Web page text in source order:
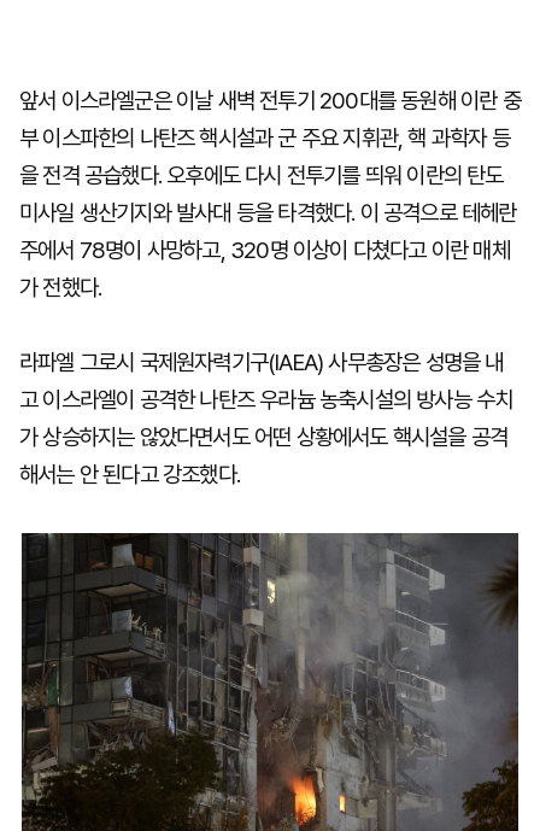
앞서 이스라엘군은 이날 새벽 전투기 200대를 동원해 이란 중
부 이스파한의 나탄즈 핵시설과 군 주요 지휘관, 핵 과학자 등
을 전격 공습했다. 오후에도 다시 전투기를 띄워 이란의 탄도
미사일 생산기지와 발사대 등을 타격했다. 이 공격으로 테헤란
주에서 78명이 사망하고, 320명 이상이 다쳤다고 이란 매체
가 전했다.
라파엘 그로시 국제원자력기구(IAEA) 사무총장은 성명을 내
고 이스라엘이 공격한 나탄즈 우라늄 농축시설의 방사능 수치
가 상승하지는 않았다면서도 어떤 상황에서도 핵시설을 공격
해서는 안 된다고 강조했다.